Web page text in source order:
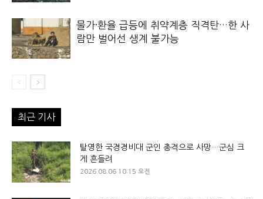
물가·환율 급등에 취약계층 직격탄…한 사
람만 벌어선 생계 불가능
최근 기사
탈영한 국경경비대 군인 총격으로 사망…군심 크
게 흔들려
2026.08.06 10:15 오전